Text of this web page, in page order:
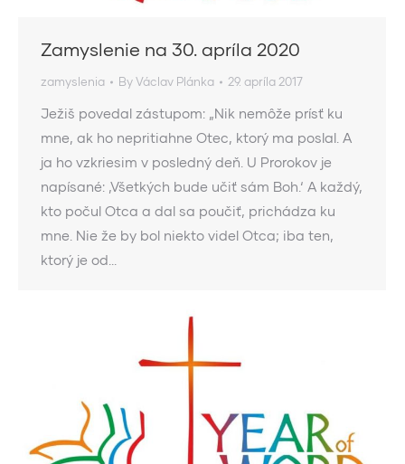
Zamyslenie na 30. apríla 2020
zamyslenia ByVáclav Plánka 29. apríla 2017
Ježiš povedal zástupom: „Nik nemôže prísť ku
mne, ak ho nepritiahne Otec, ktorý ma poslal. A
ja ho vzkriesim v posledný deň. U Prorokov je
napísané: ‚Všetkých bude učiť sám Boh.‘ A každý,
kto počul Otca a dal sa poučiť, prichádza ku
mne. Nie že by bol niekto videl Otca; iba ten,
ktorý je od…